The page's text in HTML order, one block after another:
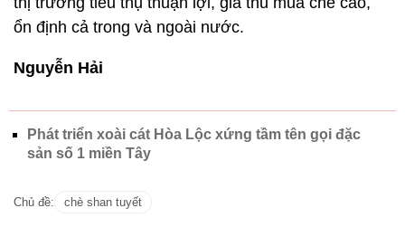
ổn định cả trong và ngoài nước.
Nguyễn Hải
Phát triển xoài cát Hòa Lộc xứng tầm tên gọi đặc
sản số 1 miền Tây
Chủ đề: chè shan tuyết